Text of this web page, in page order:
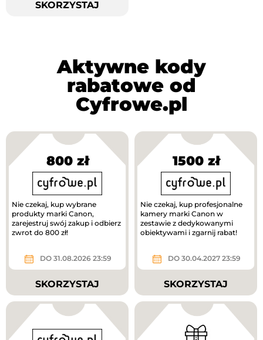
SKORZYSTAJ
Aktywne kody
rabatowe od
Cyfrowe.pl
800 zł
Nie czekaj, kup wybrane
produkty marki Canon,
zarejestruj swój zakup i odbierz
zwrot do 800 zł!
DO 31.08.2026 23:59
SKORZYSTAJ
1500 zł
Nie czekaj, kup profesjonalne
kamery marki Canon w
zestawie z dedykowanymi
obiektywami i zgarnij rabat!
DO 30.04.2027 23:59
SKORZYSTAJ